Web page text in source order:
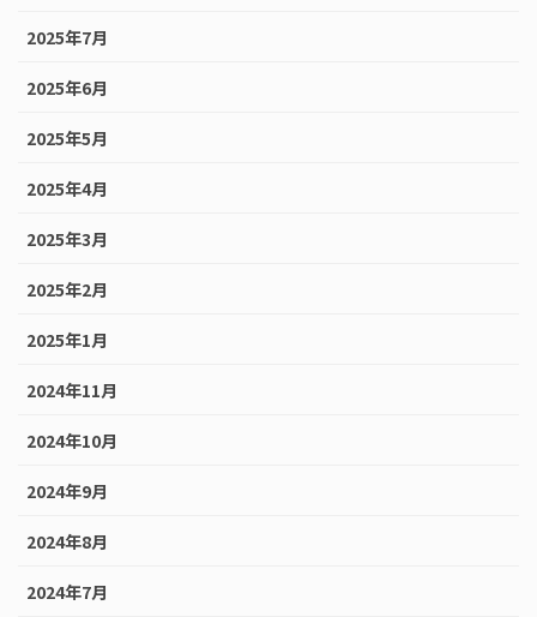
2025年7月
2025年6月
2025年5月
2025年4月
2025年3月
2025年2月
2025年1月
2024年11月
2024年10月
2024年9月
2024年8月
2024年7月